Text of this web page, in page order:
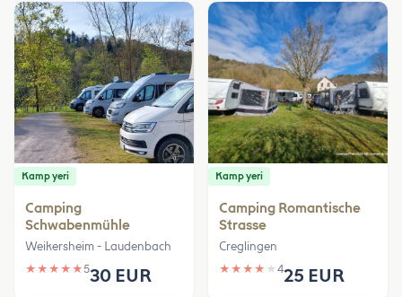
Kamp yeri
Camping
Schwabenmühle
Weikersheim - Laudenbach
★ ★ ★ ★ ★530 EUR
Kamp yeri
Camping Romantische
Strasse
Creglingen
★ ★ ★ ★ ★ 425 EUR